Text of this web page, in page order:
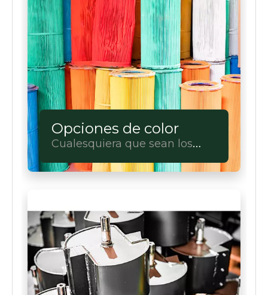
Opciones de color
Cualesquiera que sean los
los haremos realidad.